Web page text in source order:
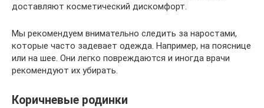
доставляют косметический дискомфорт.
Мы рекомендуем внимательно следить за наростами,
которые часто задевает одежда. Например, на пояснице
или на шее. Они легко повреждаются и иногда врачи
рекомендуют их убирать.
Коричневые родинки